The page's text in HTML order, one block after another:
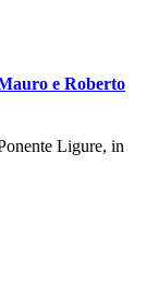
e Roberto
Ligure, in